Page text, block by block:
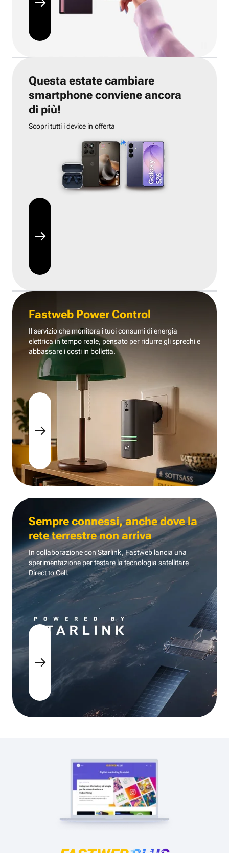
Questa estate cambiare
smartphone conviene ancora
di più!
Scopri tutti i device in offerta
Fastweb Power Control
Il servizio che monitora i tuoi consumi di energia
elettrica in tempo reale, pensato per ridurre gli sprechi e
abbassare i costi in bolletta.
Sempre connessi, anche dove la
rete terrestre non arriva
In collaborazione con Starlink, Fastweb lancia una
sperimentazione per testare la tecnologia satellitare
Direct to Cell.